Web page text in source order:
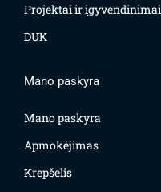
Projektai ir įgyvendinimai
DUK
Mano paskyra
Mano paskyra
Apmokėjimas
Krepšelis